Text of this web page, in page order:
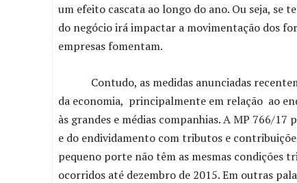
um efeito cascata ao longo do ano. Ou seja, se
do negócio irá impactar a movimentação dos
empresas fomentam.
Contudo, as medidas anunciadas
da economia, principalmente em relação ao
às grandes e médias companhias. A MP 766/
e do endividamento com tributos e
pequeno porte não têm as mesmas condições
ocorridos até dezembro de 2015. Em outras